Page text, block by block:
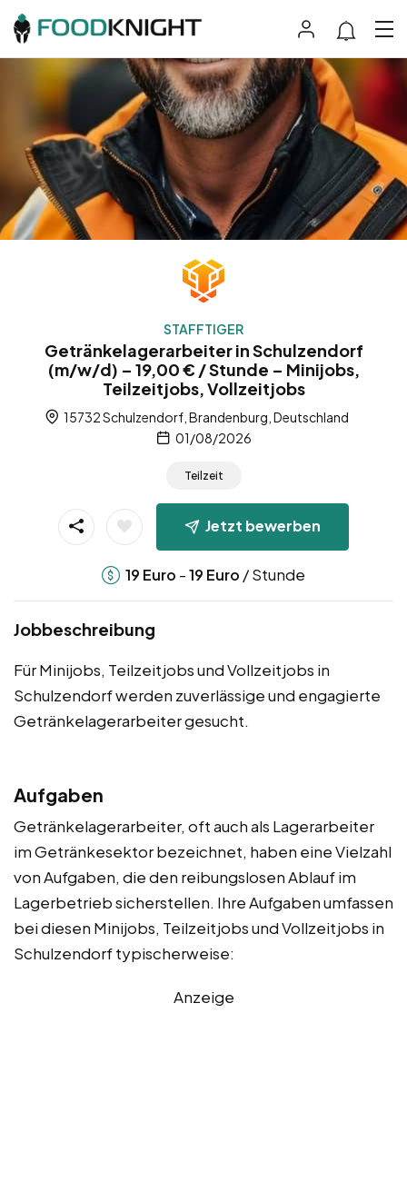
STAFFTIGER
Getränkelagerarbeiter in Schulzendorf
(m/w/d) – 19,00 € / Stunde – Minijobs,
Teilzeitjobs, Vollzeitjobs
15732 Schulzendorf, Brandenburg, Deutschland
01/08/2026
Teilzeit
Jetzt bewerben
19 Euro -19 Euro / Stunde
Jobbeschreibung
Für Minijobs, Teilzeitjobs und Vollzeitjobs in
Schulzendorf werden zuverlässige und engagierte
Getränkelagerarbeiter gesucht.
Aufgaben
Getränkelagerarbeiter, oft auch als Lagerarbeiter
im Getränkesektor bezeichnet, haben eine Vielzahl
von Aufgaben, die den reibungslosen Ablauf im
Lagerbetrieb sicherstellen. Ihre Aufgaben umfassen
bei diesen Minijobs, Teilzeitjobs und Vollzeitjobs in
Schulzendorf typischerweise:
Anzeige